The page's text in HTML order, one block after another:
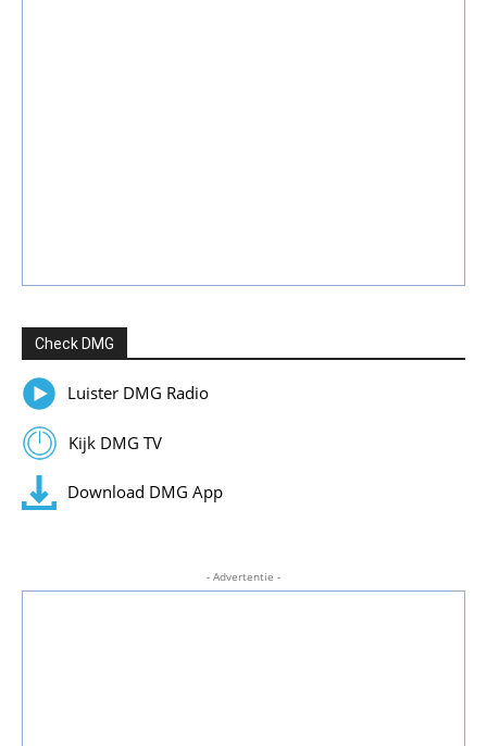
Check DMG
Luister DMG Radio
Kijk DMG TV
Download DMG App
- Advertentie -